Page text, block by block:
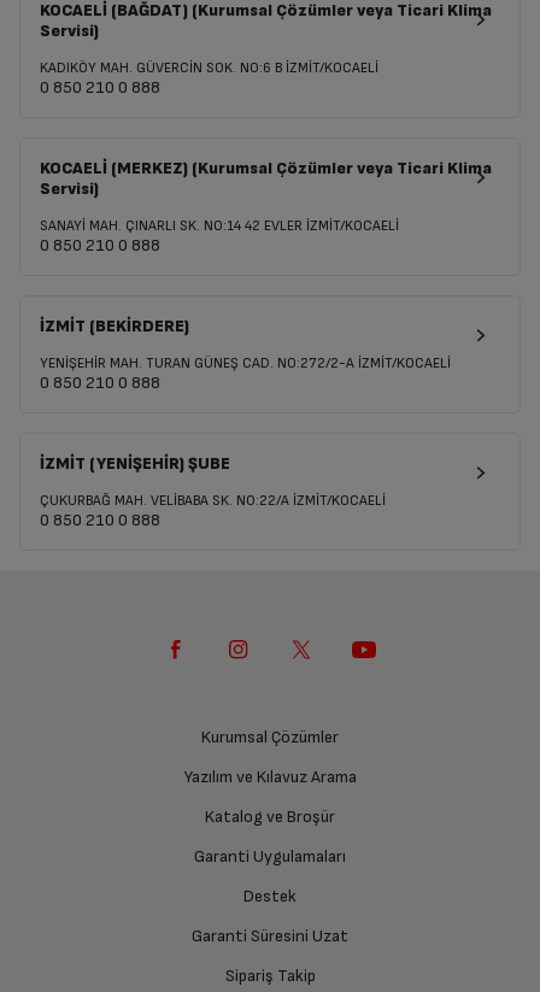
KOCAELİ (BAĞDAT) (Kurumsal Çözümler veya Ticari Klima
Servisi)
KADIKÖY MAH. GÜVERCİN SOK. NO:6 B İZMİT/KOCAELİ
0 850 210 0 888
KOCAELİ (MERKEZ) (Kurumsal Çözümler veya Ticari Klima
Servisi)
SANAYİ MAH. ÇINARLI SK. NO:14 42 EVLER İZMİT/KOCAELİ
0 850 210 0 888
İZMİT (BEKİRDERE)
YENİŞEHİR MAH. TURAN GÜNEŞ CAD. NO:272/2-A İZMİT/KOCAELİ
0 850 210 0 888
İZMİT (YENİŞEHİR) ŞUBE
ÇUKURBAĞ MAH. VELİBABA SK. NO:22/A İZMİT/KOCAELİ
0 850 210 0 888
Kurumsal Çözümler
Yazılım ve Kılavuz Arama
Katalog ve Broşür
Garanti Uygulamaları
Destek
Garanti Süresini Uzat
Sipariş Takip